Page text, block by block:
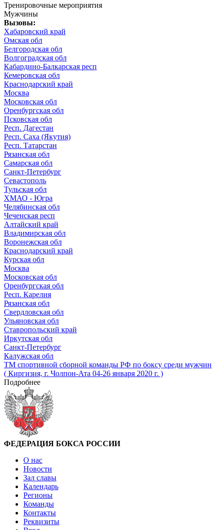
Тренировочные мероприятия
Мужчины
Вызовы:
Хабаровский край
Омская обл
Белгородская обл
Волгоградская обл
Кабардино-Балкарская респ
Кемеровская обл
Краснодарский край
Москва
Московская обл
Оренбургская обл
Псковская обл
Респ. Дагестан
Респ. Саха (Якутия)
Респ. Татарстан
Рязанская обл
Самарская обл
Санкт-Петербург
Севастополь
Тульская обл
ХМАО - Югра
Челябинская обл
Чеченская респ
Алтайский край
Владимирская обл
Воронежская обл
Краснодарский край
Курская обл
Москва
Московская обл
Оренбургская обл
Респ. Карелия
Рязанская обл
Свердловская обл
Ульяновская обл
Ставропольский край
Иркутская обл
Санкт-Петербург
Калужская обл
ТМ спортивной сборной команды РФ по боксу среди мужчин
( Киргизия, г. Чолпон-Ата 04-26 января 2020 г. )
Подробнее
ФЕДЕРАЦИЯ БОКСА РОССИИ
О нас
Новости
Зал славы
Календарь
Регионы
Команды
Контакты
Реквизиты